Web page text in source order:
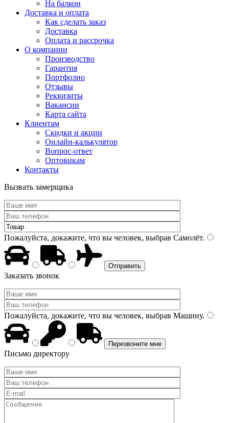
На балкон
Доставка и оплата
Как сделать заказ
Доставка
Оплата и рассрочка
О компании
Производство
Гарантия
Портфолио
Отзывы
Реквизиты
Вакансии
Карта сайта
Клиентам
Скидки и акции
Онлайн-калькулятор
Вопрос-ответ
Оптовикам
Контакты
Вызвать замерщика
Пожалуйста, докажите, что вы человек, выбрав Самолёт.
Заказать звонок
Пожалуйста, докажите, что вы человек, выбрав Машину.
Письмо директору